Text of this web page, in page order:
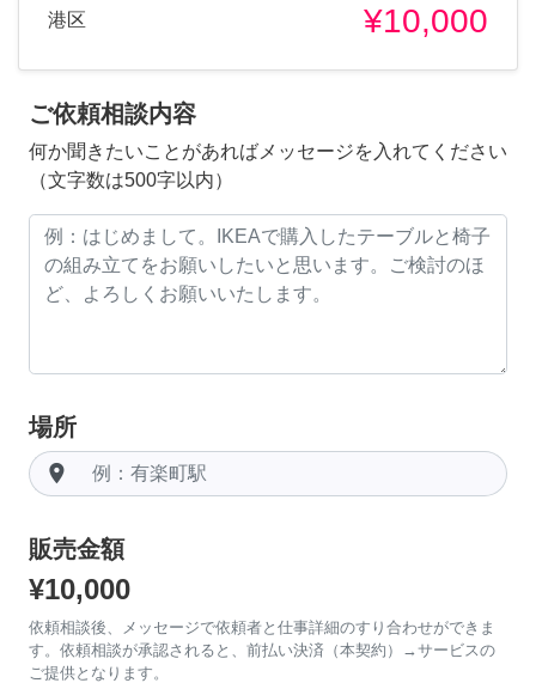
港区 ¥10,000
ご依頼相談内容
何か聞きたいことがあればメッセージを入れてください
（文字数は500字以内）
場所
room
販売金額
¥10,000
依頼相談後、メッセージで依頼者と仕事詳細のすり合わせができま
す。依頼相談が承認されると、前払い決済（本契約）→サービスの
ご提供となります。